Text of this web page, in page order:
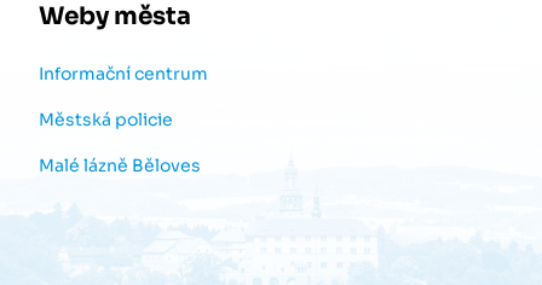
Weby města
Informační centrum
Městská policie
Malé lázně Běloves